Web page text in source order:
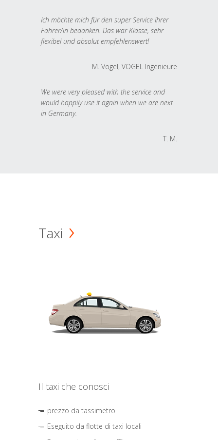
Ich möchte mich für den super Service Ihrer
Fahrer/in bedanken. Das war Klasse, sehr
flexibel und absolut empfehlenswert!
M. Vogel, VOGEL Ingenieure
We were very pleased with the service and
would happily use it again when we are next
in Germany.
T. M.
Taxi
Il taxi che conosci
prezzo da tassimetro
Eseguito da flotte di taxi locali